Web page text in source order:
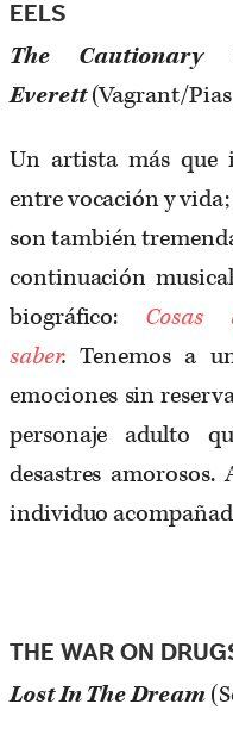
EELS
The
Everett(Vagrant/
Un artista más que
entre vocación y
son también
continuación
biográfico: Cosas
saber. Tenemos a
emociones sin
personaje adulto
desastres
individuo
THE WAR ON
Lost In The Dream